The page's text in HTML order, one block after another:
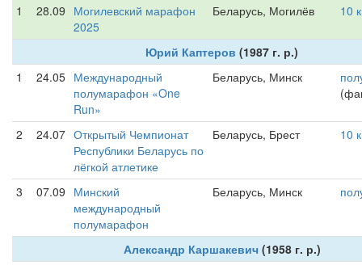
1
28.09 Могилевский марафон
2025
Беларусь, Могилёв 10
Юрий Каптеров (1987 г. р.)
1
24.05 Международный
полумарафон «One
Run»
Беларусь, Минск
2 24.07 Открытый Чемпионат
Республики Беларусь по
лёгкой атлетике
Беларусь, Брест 10
3 07.09 Минский
международный
полумарафон
Беларусь, Минск
Александр Каршакевич(1958 г. р.)